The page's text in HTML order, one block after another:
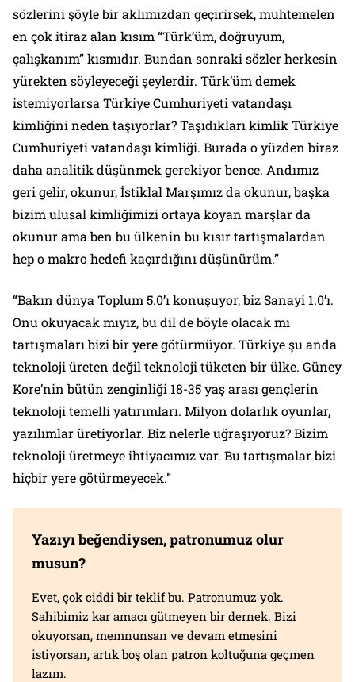
sözlerini şöyle bir aklımızdan geçirirsek, muhtemelen
en çok itiraz alan kısım “Türk’üm, doğruyum,
çalışkanım” kısmıdır. Bundan sonraki sözler herkesin
yürekten söyleyeceği şeylerdir. Türk’üm demek
istemiyorlarsa Türkiye Cumhuriyeti vatandaşı
kimliğini neden taşıyorlar? Taşıdıkları kimlik Türkiye
Cumhuriyeti vatandaşı kimliği. Burada o yüzden biraz
daha analitik düşünmek gerekiyor bence. Andımız
geri gelir, okunur, İstiklal Marşımız da okunur, başka
bizim ulusal kimliğimizi ortaya koyan marşlar da
okunur ama ben bu ülkenin bu kısır tartışmalardan
hep o makro hedefi kaçırdığını düşünürüm.”
“Bakın dünya Toplum 5.0’ı konuşuyor, biz Sanayi 1.0’ı.
Onu okuyacak mıyız, bu dil de böyle olacak mı
tartışmaları bizi bir yere götürmüyor. Türkiye şu anda
teknoloji üreten değil teknoloji tüketen bir ülke. Güney
Kore’nin bütün zenginliği 18-35 yaş arası gençlerin
teknoloji temelli yatırımları. Milyon dolarlık oyunlar,
yazılımlar üretiyorlar. Biz nelerle uğraşıyoruz? Bizim
teknoloji üretmeye ihtiyacımız var. Bu tartışmalar bizi
hiçbir yere götürmeyecek.”
Yazıyı beğendiysen, patronumuz olur
musun?
Evet, çok ciddi bir teklif bu. Patronumuz yok.
Sahibimiz kar amacı gütmeyen bir dernek. Bizi
okuyorsan, memnunsan ve devam etmesini
istiyorsan, artık boş olan patron koltuğuna geçmen
lazım.